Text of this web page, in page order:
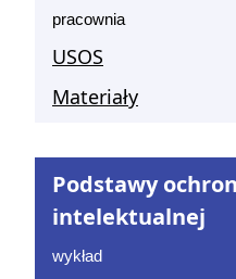
pracownia
USOS
Materiały
Podstawy
intelektualnej
wykład